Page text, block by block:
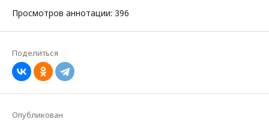
Просмотров аннотации: 396
Поделиться
Опубликован